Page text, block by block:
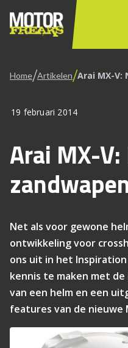
Home/Artikelen/Arai MX-V:
19 februari 2014
Arai MX-
Net als voor gewone
ontwikkeling voor
ons uit in het
kennis te maken met
van een helm en een
features van de nieuwe